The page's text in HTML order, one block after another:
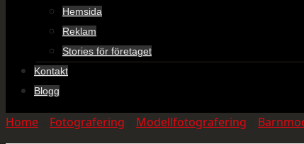
Hemsida
Reklam
Stories för företaget
Kontakt
Blogg
Home Fotografering Modellfotografering